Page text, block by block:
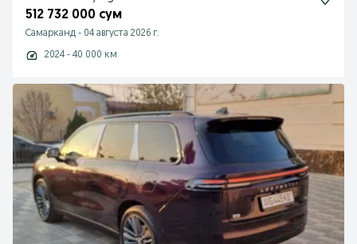
512 732 000 сум
Самарканд - 04 августа 2026 г.
2024 - 40 000 км